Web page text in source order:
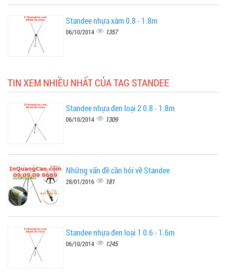
Standee nhựa xám 0.8 - 1.8m
06/10/2014 1357
TIN XEM NHIỀU NHẤT CỦA TAG STANDEE
Standee nhựa đen loại 2 0.8 - 1.8m
06/10/2014 1309
Những vấn đề cần hỏi về Standee
28/01/2016 181
Standee nhựa đen loại 1 0.6 - 1.6m
06/10/2014 1245